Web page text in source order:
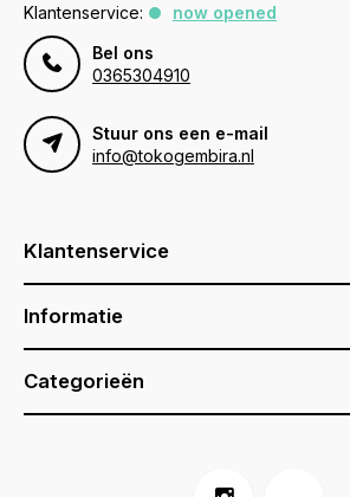
Klantenservice:
now opened
Bel ons
0365304910
Stuur ons een e-mail
info@tokogembira.nl
Klantenservice
Informatie
Categorieën